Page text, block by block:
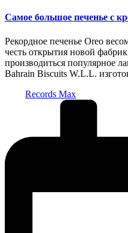
Самое большое печенье с
Рекордное печенье Oreo
честь открытия новой
производиться популярное
Bahrain Biscuits W.L.L.
Records Max